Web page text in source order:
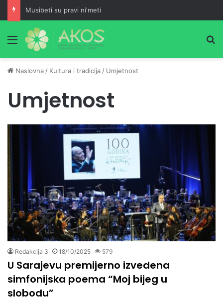
Musibeti su pravi ni'meti
Meni
Naslovna / Kultura i tradicija / Umjetnost
Umjetnost
Redakcija 3 18/10/2025 579
U Sarajevu premijerno izvedena
simfonijska poema “Moj bijeg u
slobodu”